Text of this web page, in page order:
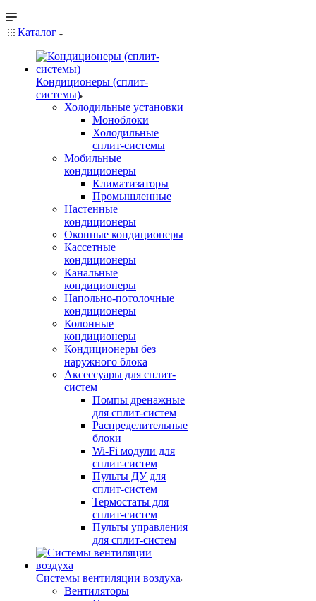
Каталог
Кондиционеры (сплит-
системы)
Холодильные установки
Моноблоки
Холодильные
сплит-системы
Мобильные
кондиционеры
Климатизаторы
Промышленные
Настенные
кондиционеры
Оконные кондиционеры
Кассетные
кондиционеры
Канальные
кондиционеры
Напольно-потолочные
кондиционеры
Колонные
кондиционеры
Кондиционеры без
наружного блока
Аксессуары для сплит-
систем
Помпы дренажные
для сплит-систем
Распределительные
блоки
Wi-Fi модули для
сплит-систем
Пульты ДУ для
сплит-систем
Термостаты для
сплит-систем
Пульты управления
для сплит-систем
Системы вентиляции воздуха
Вентиляторы